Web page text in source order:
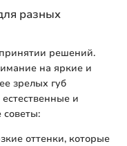
разных
решений.
на яркие и
зрелых губ
и
советы:
оттенки, которые